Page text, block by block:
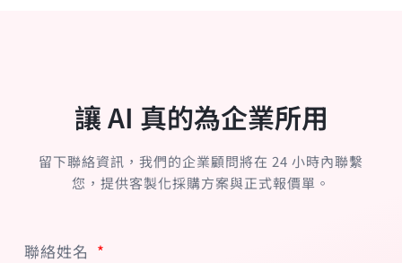
讓 AI 真的為企業所用
留下聯絡資訊，我們的企業顧問將在 24 小時內聯繫
您，提供客製化採購方案與正式報價單。
聯絡姓名